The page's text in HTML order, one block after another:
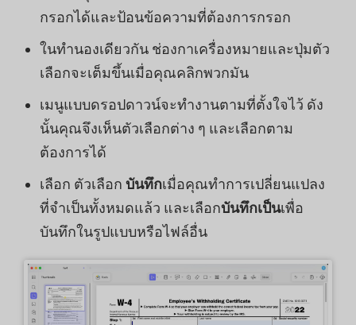
กรอกได้และป้อนข้อความที่ต้องการกรอก
ในทำนองเดียวกัน ช่องกาเครื่องหมายและปุ่มตัว
เลือกจะเต็มขึ้นเมื่อคุณคลิกพวกมัน
เมนูแบบดรอปดาวน์จะทำงานตามที่ตั้งใจไว้ ดัง
นั้นคุณจึงเห็นตัวเลือกต่าง ๆ และเลือกตาม
ต้องการได้
เลือก ตัวเลือก บันทึกเมื่อคุณทำการเปลี่ยนแปลง
ที่จำเป็นทั้งหมดแล้ว และเลือกบันทึกเป็นเพื่อ
บันทึกในรูปแบบหรือไฟล์อื่น